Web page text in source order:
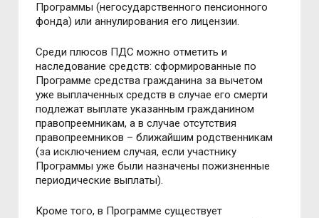
Программы (негосударственного пенсионного
фонда) или аннулирования его лицензии.
Среди плюсов ПДС можно отметить и
наследование средств: сформированные по
Программе средства гражданина за вычетом
уже выплаченных средств в случае его смерти
подлежат выплате указанным гражданином
правопреемникам, а в случае отсутствия
правопреемников – ближайшим родственникам
(за исключением случая, если участнику
Программы уже были назначены пожизненные
периодические выплаты).
Кроме того, в Программе существует